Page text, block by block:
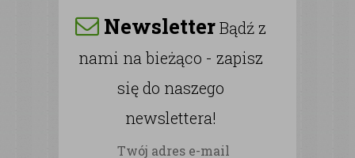
NewsletterBądź z
nami na bieżąco - zapisz
się do naszego
newslettera!